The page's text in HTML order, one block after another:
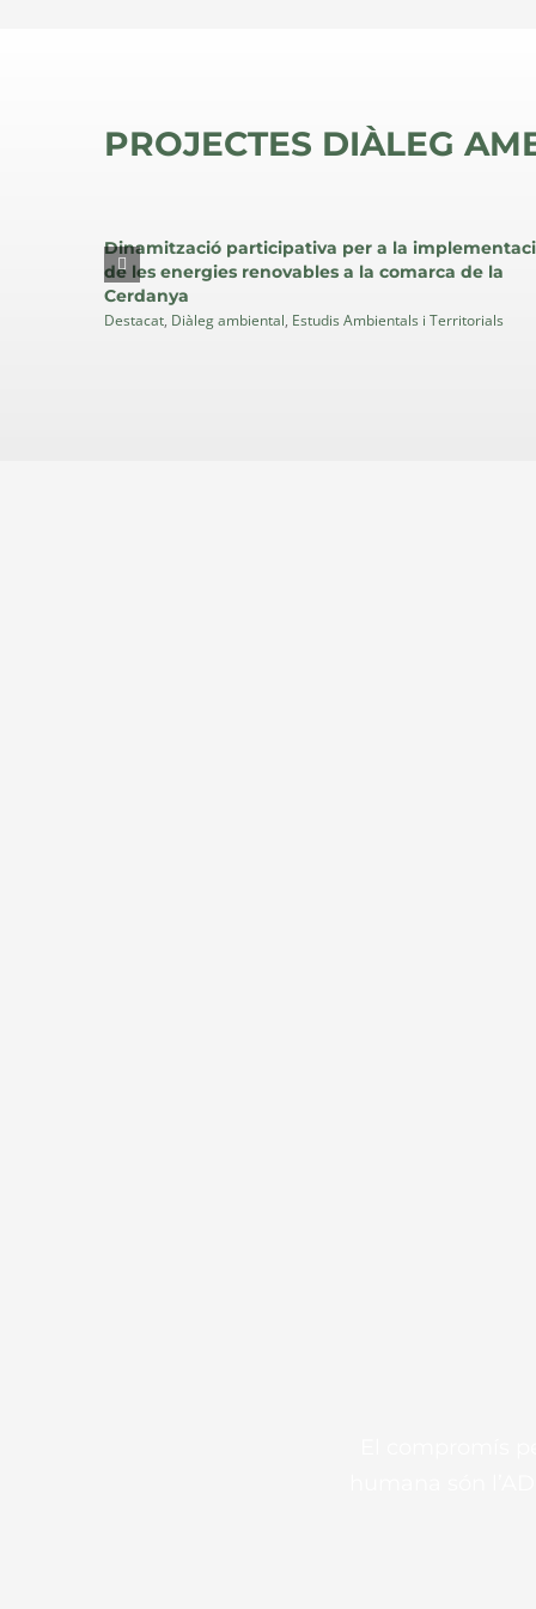
PROJECTES DIÀLEG
ambiental
Estudis
Ambientals
Dinamització participativa per a la
de les energies renovables a la comarca de la
Cerdanya
Destacat, Diàleg ambiental, Estudis Ambientals i Territorials